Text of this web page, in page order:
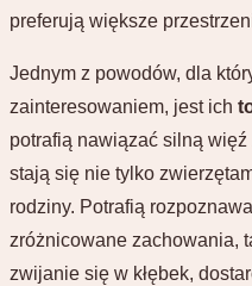
preferują większe
Jednym z powodów, dla
zainteresowaniem, jest ich
potrafią nawiązać silną
stają się nie tylko
rodziny. Potrafią
zróżnicowane zachowania,
zwijanie się w kłębek,